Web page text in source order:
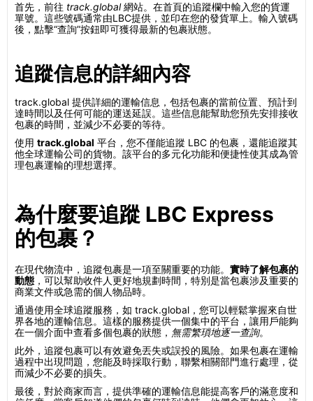
首先，前往 track.global網站。在首頁的追蹤欄中輸入您的貨運
單號。這些號碼通常由LBC提供，並印在您的發貨單上。輸入號碼
後，點擊“查詢”按鈕即可獲得最新的包裹狀態。
追蹤信息的詳細內容
track.global 提供詳細的運輸信息，包括包裹的當前位置、預計到
達時間以及任何可能的運送延誤。這些信息能幫助您預先安排接收
包裹的時間，並減少不必要的等待。
使用 track.global 平台，您不僅能追蹤 LBC 的包裹，還能追蹤其
他全球運輸公司的貨物。該平台的多元化功能和便捷性使其成為管
理包裹運輸的理想選擇。
為什麼要追蹤 LBC Express
的包裹？
在現代物流中，追蹤包裹是一項至關重要的功能。 實時了解包裹的
動態 ，可以幫助收件人更好地規劃時間，特別是當包裹涉及重要的
商業文件或急需的個人物品時。
通過使用全球追蹤服務，如 track.global，您可以輕鬆掌握來自世
界各地的運輸信息。這樣的服務提供一個集中的平台，讓用戶能夠
在一個介面中查看多個包裹的狀態， 無需繁瑣地逐一查詢。
此外，追蹤包裹可以有效避免丟失或誤投的風險。如果包裹在運輸
過程中出現問題，您能及時採取行動，聯繫相關部門進行處理，從
而減少不必要的損失。
最後，對於商家而言，提供準確的運輸信息能提高客戶的滿意度和